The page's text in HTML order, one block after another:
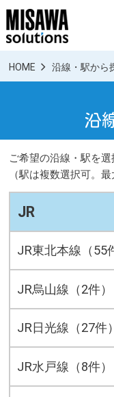
HOME 沿線・駅から
沿
ご希望の沿線・駅を選
（駅は複数選択可。最
JR
JR東北本線（55
JR烏山線（2件）
JR日光線（27件）
JR水戸線（8件）